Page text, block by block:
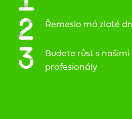
Řemeslo má zlaté
Budete růst s našimi
profesionály